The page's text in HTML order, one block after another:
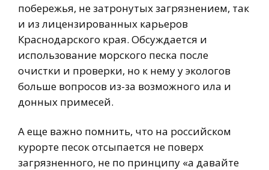
побережья, не затронутых загрязнением, так
и из лицензированных карьеров
Краснодарского края. Обсуждается и
использование морского песка после
очистки и проверки, но к нему у экологов
больше вопросов из-за возможного ила и
донных примесей.
А еще важно помнить, что на российском
курорте песок отсыпается не поверх
загрязненного, не по принципу «а давайте